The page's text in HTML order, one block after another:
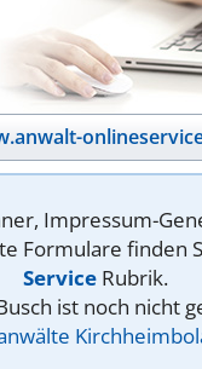
Impressum-
Formulare finden
Service Rubrik.
ist noch nicht